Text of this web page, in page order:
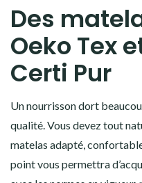
Des
Oeko Tex
Certi Pur
Un nourrisson dort
qualité. Vous devez tout
matelas adapté,
point vous permettra